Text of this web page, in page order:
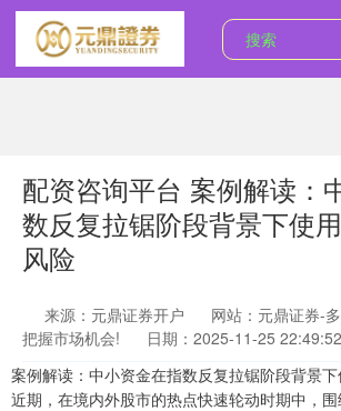
配资咨询平台 案例解读：
数反复拉锯阶段背景下使
风险
来源：元鼎证券开户
网站：元鼎证券-
把握市场机会!
日期：2025-11-25 22:49:52
案例解读：中小资金在指数反复拉锯阶段背景
近期，在境内外股市的热点快速轮动时期中，围
上证综指 3940.04 +39.68